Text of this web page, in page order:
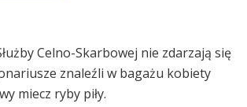
Celno-Skarbowej nie zdarzają się
znaleźli w bagażu kobiety
miecz ryby piły.